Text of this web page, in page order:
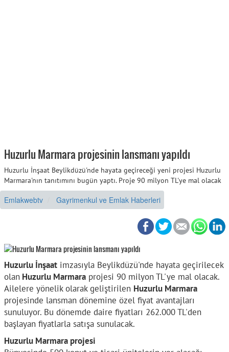
Huzurlu Marmara projesinin lansmanı yapıldı
Huzurlu İnşaat Beylikdüzü'nde hayata geçireceği yeni projesi Huzurlu
Marmara'nın tanıtımını bugün yaptı. Proje 90 milyon TL'ye mal olacak
Emlakwebtv Gayrimenkul ve Emlak Haberleri
Huzurlu İnşaatimzasıyla Beylikdüzü'nde hayata geçirilecek
olanHuzurlu Marmaraprojesi 90 milyon TL'ye mal olacak.
Ailelere yönelik olarak geliştirilen Huzurlu Marmara
projesinde lansman dönemine özel fiyat avantajları
sunuluyor. Bu dönemde daire fiyatları 262.000 TL'den
başlayan fiyatlarla satışa sunulacak.
Huzurlu Marmara projesi